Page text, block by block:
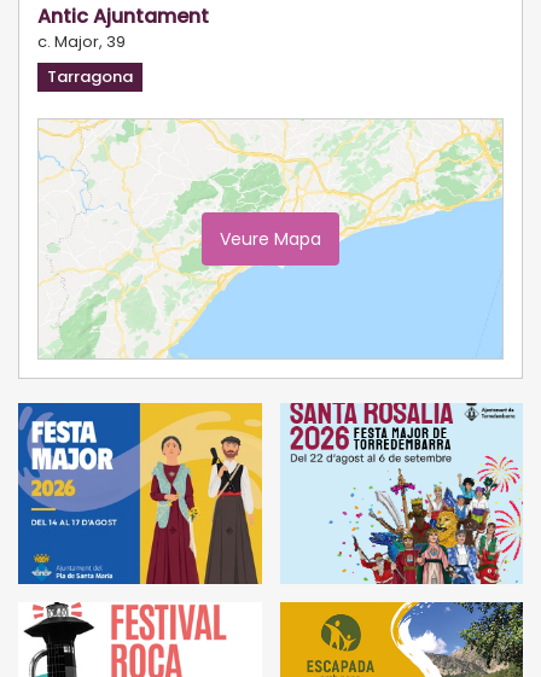
Antic Ajuntament
c. Major, 39
Tarragona
Veure Mapa